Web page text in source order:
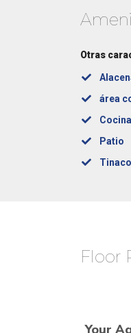
Otras
área
Patio
Tinaco
Floor
Your